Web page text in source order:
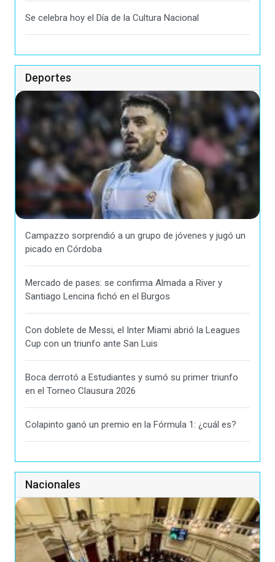
Se celebra hoy el Día de la Cultura Nacional
Deportes
Campazzo sorprendió a un grupo de jóvenes y jugó un
picado en Córdoba
Mercado de pases: se confirma Almada a River y
Santiago Lencina fichó en el Burgos
Con doblete de Messi, el Inter Miami abrió la Leagues
Cup con un triunfo ante San Luis
Boca derrotó a Estudiantes y sumó su primer triunfo
en el Torneo Clausura 2026
Colapinto ganó un premio en la Fórmula 1: ¿cuál es?
Nacionales